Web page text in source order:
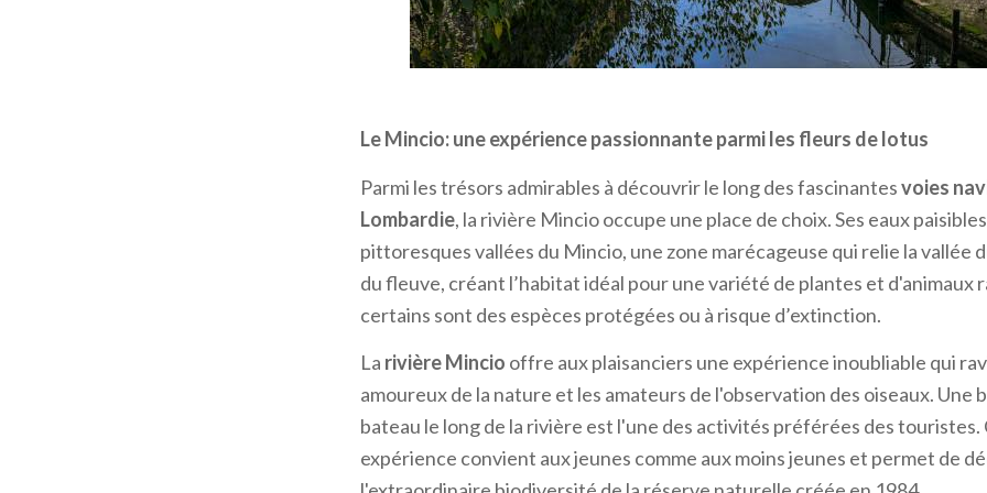
Les Navigli : une immersion dans l'histoire de Milan
hydrauliques est l'un des éléments les plus caractéristiques de la ville.
fascinantes voies d'eau constituent aujourd'hui l'une des principales
Monter à bord d'un bateau le long des Navigli, c’est remonter le
le Milan médiéval, à l'époque où ces canaux étaient le cœur commercial
Leparcours de la Darsena est l'une des options les plus captivantes pour
suggestif d'environ 55 minutes vous emmène à la découverte du
Lavandai, où les femmes lavaient autrefois le linge, et de la splendide
Cristoforo, joyau architectural du XIVe siècle qui domine fièrement le
Lebateaupasse sous le très suggestif Ponte dello Scodellino, appelé ainsi
Le Mincio: une expérience passionnante parmi les fleurs de lotus
Parmi les trésors admirables à découvrir le long des fascinantesvoies
Lombardie, la rivière Mincio occupe une place de choix. Ses eaux
pittoresques vallées du Mincio, une zone marécageuse qui relie la vallée
du fleuve, créant l’habitat idéal pour une variété de plantes et d'animaux
certains sont des espèces protégées ou à risque d’extinction.
La rivière Mincio offre aux plaisanciers une expérience inoubliable qui
amoureux de la nature et les amateurs de l'observation des oiseaux. Une
bateau le long de la rivière est l'une des activités préférées des touristes.
expérience convient aux jeunes comme aux moins jeunes et permet de